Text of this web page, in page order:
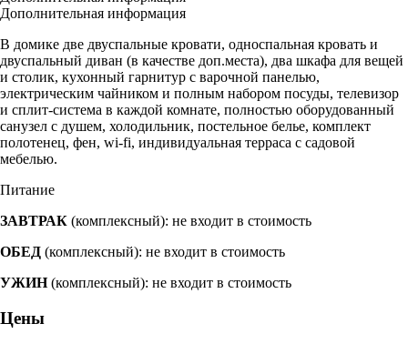
Дополнительная информация
В домике две двуспальные кровати, односпальная кровать и
двуспальный диван (в качестве доп.места), два шкафа для вещей
и столик, кухонный гарнитур с варочной панелью,
электрическим чайником и полным набором посуды, телевизор
и сплит-система в каждой комнате, полностью оборудованный
санузел с душем, холодильник, постельное белье, комплект
полотенец, фен, wi-fi, индивидуальная терраса с садовой
мебелью.
Питание
ЗАВТРАК (комплексный): не входит в стоимость
ОБЕД (комплексный): не входит в стоимость
УЖИН(комплексный): не входит в стоимость
Цены